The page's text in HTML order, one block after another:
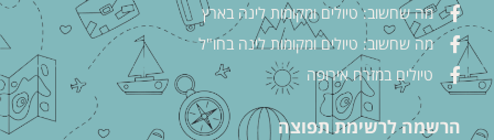
מה שחשוב: טיולים ומקומות לינה בארץ
מה שחשוב: טיולים ומקומות לינה בחו"ל
טיולים במזרח אירופה
הרשמה לרשימת תפוצה